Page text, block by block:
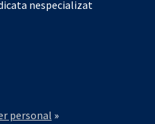
nespecializat
personal »